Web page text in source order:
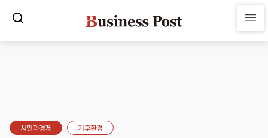
시민과경제 기후환경